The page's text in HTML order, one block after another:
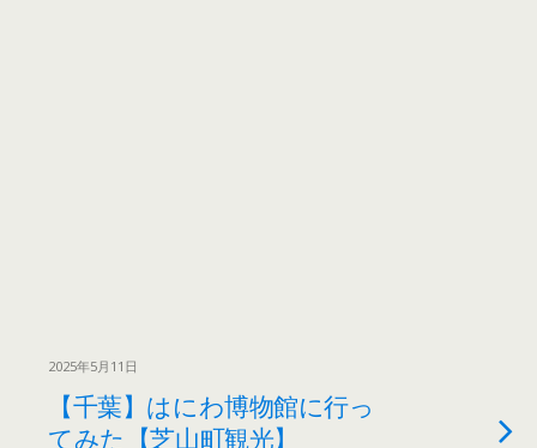
2025年5月11日
【千葉】はにわ博物館に行っ
てみた【芝山町観光】